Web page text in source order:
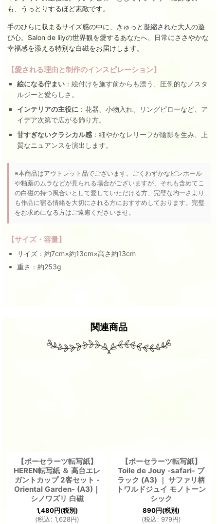
も、うっとりするほど素敵です。
手のひらに収まるサイズ感の中に、きゅっと凝縮された大人の遊
び心。Salon de lilyの世界観を愛するあなたへ、日常にささやかな
幸福感を添える特別な白磁をお届けします。
【愛される理由と制作のインスピレーション】
絵になる佇まい ：絵付けを施す前からも漂う、圧倒的なノスタ
ルジーと愛らしさ。
インテリアの主役に ：花器、小物入れ、リングピローなど、ア
イデア次第で広がる飾り方。
甘すぎないクラシカル感 ：細やかなレリーフが陰影を生み、上
質なニュアンスを演出します。
※本商品はアウトレット品でございます。ごくわずかなピンホール
や釉薬のムラなどが見られる場合がございますが、それも含めてこ
の白磁の持つ風合いとして愛していただける方、完璧な均一さより
も作品に宿る情緒を大切にされる方におすすめしております。完璧
をお求めになる方はご遠慮くださいませ。
【サイズ・容量】
サイズ：約7cm×約13cm×高さ約13cm
重さ：約253g
関連商品
【ポーセラーツ転写紙】
HEREN転写紙 ＆ 高台エレ
ガントカップ 2客セット -
Oriental Garden- (A3)｜
シノワズリ 白磁
1,480円(税別)
(税込: 1,628円)
【ポーセラーツ転写紙】
Toile de Jouy -safari- ブ
ラック (A3) ｜ サファリ柄
トワルドジュイ モノトーン
シック
890円(税別)
(税込: 979円)